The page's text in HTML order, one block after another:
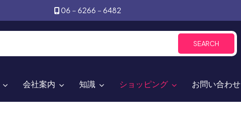
06－6266－6482
SEARCH
会社案内 知識 ショッピング お問い合わせ